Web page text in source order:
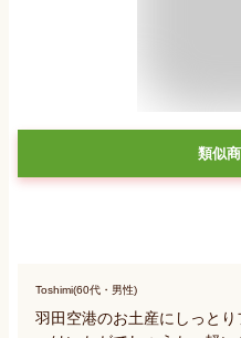
類似
Toshimi(60代・男性)
羽田空港のお土産にしっと